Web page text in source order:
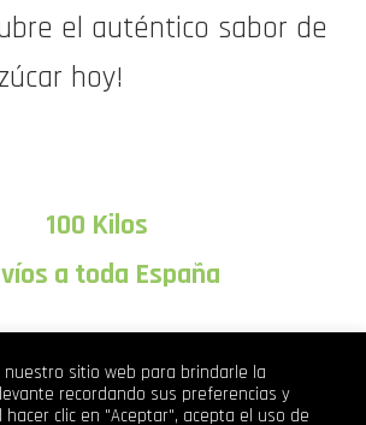
el auténtico sabor de
hoy!
100 Kilos
a toda España
nuestro sitio web para brindarle la
recordando sus preferencias y
clic en "Aceptar", acepta el uso de